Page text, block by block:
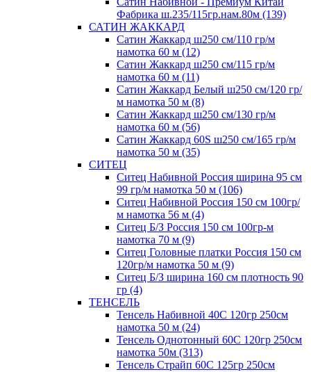
Фабрика ш.235/115гр.нам.80м (139)
САТИН ЖАККАРД
Сатин Жаккард ш250 см/110 гр/м
намотка 60 м (12)
Сатин Жаккард ш250 см/115 гр/м
намотка 60 м (11)
Сатин Жаккард Белый ш250 см/120 гр/
м намотка 50 м (8)
Сатин Жаккард ш250 см/130 гр/м
намотка 60 м (56)
Сатин Жаккард 60S ш250 см/165 гр/м
намотка 50 м (35)
СИТЕЦ
Ситец Набивной Россия ширина 95 см
99 гр/м намотка 50 м (106)
Ситец Набивной Россия 150 см 100гр/
м намотка 56 м (4)
Ситец Б/З Россия 150 см 100гр-м
намотка 70 м (9)
Ситец Головные платки Россия 150 см
120гр/м намотка 50 м (9)
Ситец Б/З ширина 160 см плотность 90
гр (4)
ТЕНСЕЛЬ
Тенсель Набивной 40С 120гр 250см
намотка 50 м (24)
Тенсель Однотонный 60С 120гр 250см
намотка 50м (313)
Тенсель Страйп 60С 125гр 250см